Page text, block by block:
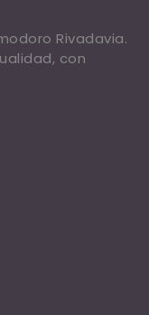
Rivadavia.
con